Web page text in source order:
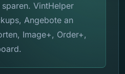
VintHelper
Angebote an
Image+, Order+,